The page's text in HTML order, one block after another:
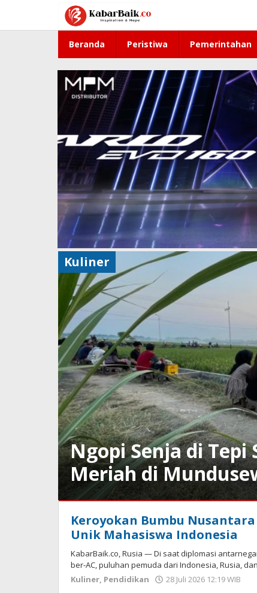
konten
Beranda Peristiwa Pemerintahan
Ngopi Senja di
Meriah di
Wisata
Agustus
2026
18:03
Kuliner
Keroyokan Bumbu
Unik Mahasiswa Indonesia
KabarBaik.co, Rusia — Di saat diplomasi
ber-AC, puluhan pemuda dari Indonesia, Rusia, dan
Kuliner, Pendidikan 28 Juli 2026 12:19 WIB